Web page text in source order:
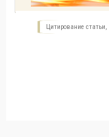
Цитирование